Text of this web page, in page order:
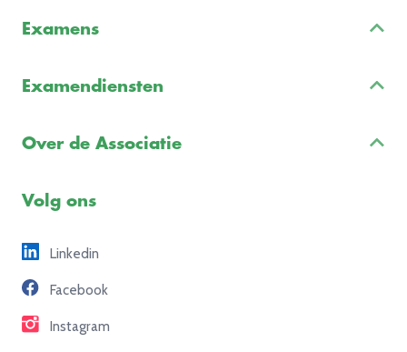
Examens
Examenreglement
Examendiensten
Over de Associatie
Freelance opdrachten
Partners
Contact
Volg ons
Linkedin
Facebook
Instagram